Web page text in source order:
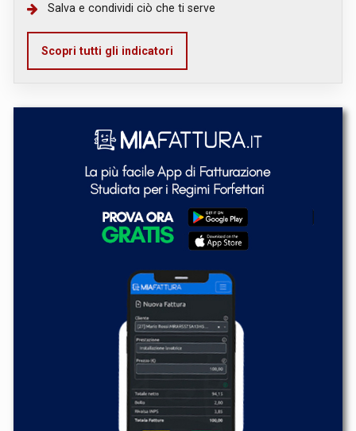
Salva e condividi ciò che ti serve
Scopri tutti gli indicatori